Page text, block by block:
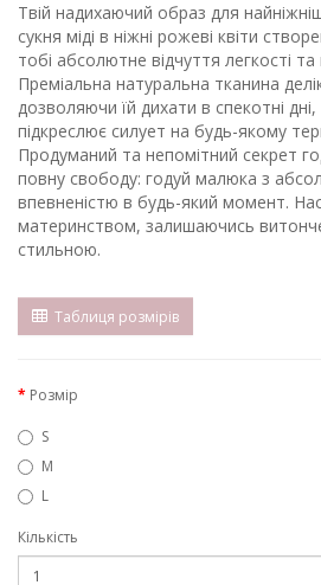
Твій надихаючий образ для
сукня міді в ніжні рожеві квіти
тобі абсолютне відчуття легкості та
Преміальна натуральна тканина
дозволяючи їй дихати в спекотні дні,
підкреслює силует на будь-якому
Продуманий та непомітний секрет
повну свободу: годуй малюка з
впевненістю в будь-який момент.
материнством, залишаючись
стильною.
Таблиця розмірів
Розмір
S
M
L
Кількість